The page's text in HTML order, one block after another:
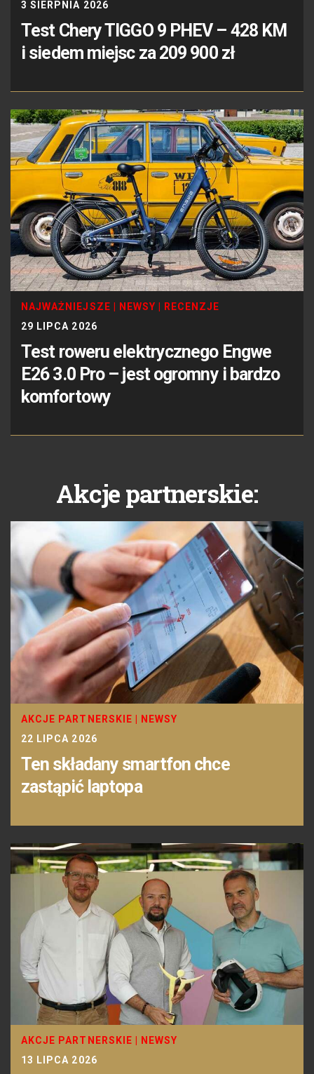
3 SIERPNIA 2026
Test Chery TIGGO 9 PHEV – 428 KM
i siedem miejsc za 209 900 zł
NAJWAŻNIEJSZE NEWSY
RECENZJE
29 LIPCA 2026
Test roweru elektrycznego Engwe
E26 3.0 Pro – jest ogromny i bardzo
komfortowy
Akcje partnerskie:
AKCJE PARTNERSKIE
NEWSY
22 LIPCA 2026
Ten składany smartfon chce
zastąpić laptopa
AKCJE PARTNERSKIE
NEWSY
13 LIPCA 2026